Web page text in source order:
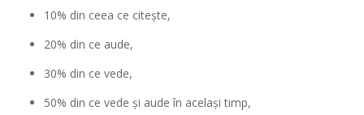
10% din ceea ce citește,
20% din ce aude,
30% din ce vede,
50% din ce vede și aude în același timp,